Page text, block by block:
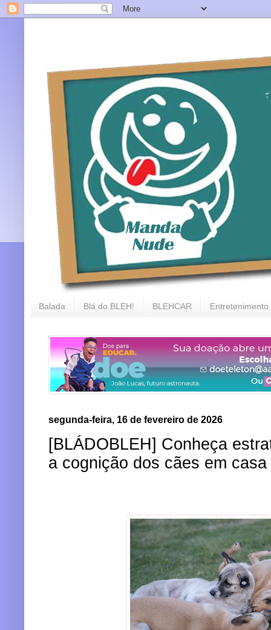
Balada Blá do BLEH! BLEHCAR Entretenimento
segunda-feira, 16 de fevereiro de 2026
[BLÁDOBLEH] Conheça
a cognição dos cães em